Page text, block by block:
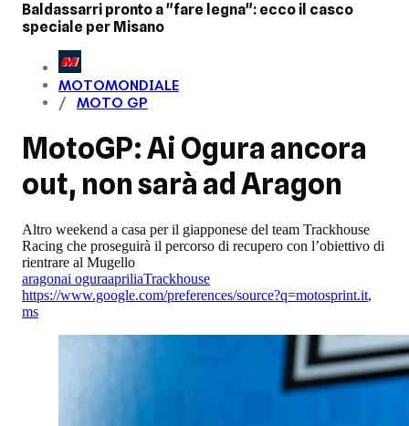
Baldassarri pronto a "fare legna": ecco il casco
speciale per Misano
MOTOMONDIALE
MOTO GP
MotoGP: Ai Ogura ancora
out, non sarà ad Aragon
Altro weekend a casa per il giapponese del team Trackhouse
Racing che proseguirà il percorso di recupero con l’obiettivo di
rientrare al Mugello
aragonai oguraapriliaTrackhouse
https://www.google.com/preferences/source?q=motosprint.it,
ms